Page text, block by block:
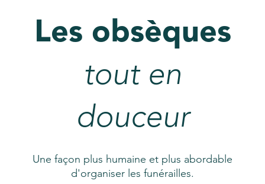
Les obsèques
tout en
douceur
Une façon plus humaine et plus abordable
d'organiser les funérailles.